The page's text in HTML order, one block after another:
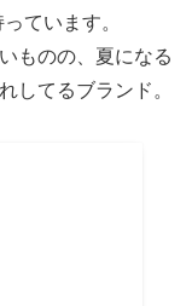
ています。
ものの、夏になる
してるブランド。